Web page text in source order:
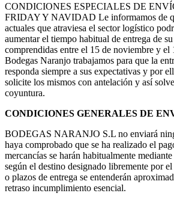
CONDICIONES ESPECIALES DE
FRIDAY Y NAVIDAD Le informamos de
actuales que atraviesa el sector logístico
aumentar el tiempo habitual de entrega de
comprendidas entre el 15 de noviembre y el
Bodegas Naranjo trabajamos para que la
responda siempre a sus expectativas y por
solicite los mismos con antelación y así
coyuntura.
CONDICIONES GENERALES DE
BODEGAS NARANJO S.L no enviará
haya comprobado que se ha realizado el
mercancías se harán habitualmente
según el destino designado libremente por
o plazos de entrega se entenderán
retraso incumplimiento esencial.